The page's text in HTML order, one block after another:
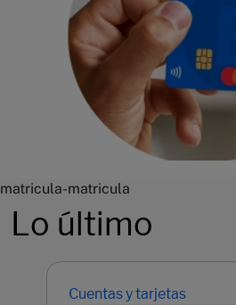
matricula-matricula
Lo último
Cuentas y tarjetas